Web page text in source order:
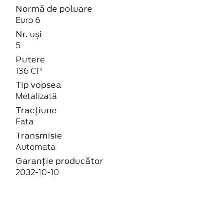
Normă de poluare
Euro 6
Nr. uși
5
Putere
136 CP
Tip vopsea
Metalizată
Tracțiune
Fata
Transmisie
Automata
Garanție producător
2032-10-10